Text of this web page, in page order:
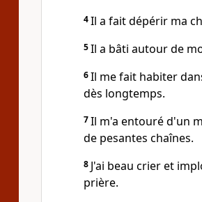
4Il a fait dépérir ma
5Il a bâti autour de
6Il me fait habiter
dès longtemps.
7Il m'a entouré d'un
de pesantes chaînes.
8 J'ai beau crier et
prière.